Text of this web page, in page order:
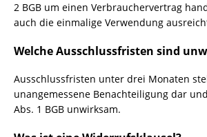
2 BGB um einen Verbrauchervertrag
auch die einmalige Verwendung
Welche Ausschlussfristen sind
Ausschlussfristen unter drei Monaten
unangemessene Benachteiligung dar
Abs. 1 BGB unwirksam.